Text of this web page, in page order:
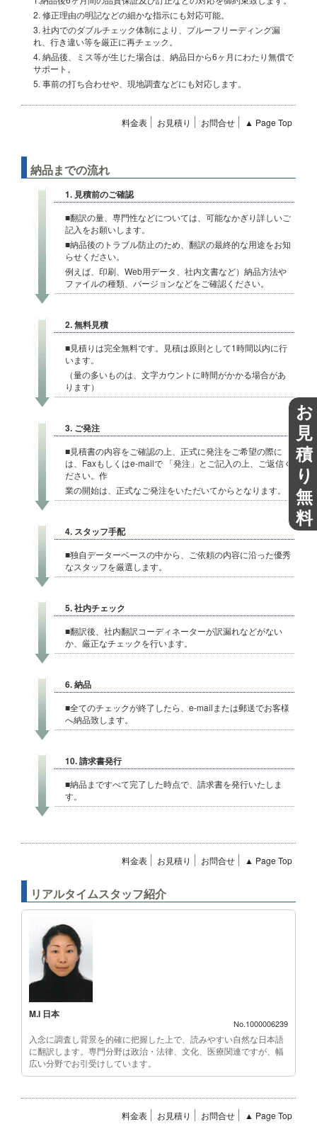
お
見
積
り
無
料
2. 修正理由の明記などの細かな指示にも対応可能。
3. 社内でのダブルチェック体制により、プルーフリーディング漏
れ、行き違い等を厳正に再チェック。
4. 納品後、ミス等が生じた場合は、納品日から6ヶ月にわたり無償で
サポート。
5. 事前の打ち合わせや、現地調査などにも対応します。
料金表 お見積り お問合せ ▲ Page Top
納品までの流れ
1. 見積前のご確認
■翻訳の量、専門性などについては、可能なかぎり詳しいご
記入をお願いします。
■納品後のトラブル防止のため、翻訳の最終的な用途をお知
らせください。
例えば、印刷、Web用データ、社内文書など）納品方法や
ファイルの種類、バージョンなどをご確認ください。
2. 無料見積
■見積りは完全無料です。見積は原則として1時間以内に行
います。
（量の多いものは、文字カウントに時間がかかる場合があ
ります）
3. ご発注
■見積書の内容をご確認の上、正式に発注をご希望の際に
は、Faxもしくはe-mailで 「発注」とご記入の上、ご返信く
ださい。作
業の開始は、正式なご発注をいただいてからとなります。
4. スタッフ手配
■独自データーベースの中から、ご依頼の内容に沿った優秀
なスタッフを厳選します。
5. 社内チェック
■翻訳後、社内翻訳コーディネーターが訳漏れなどがない
か、厳正なチェックを行います。
6. 納品
■全てのチェックが終了したら、e-mailまたは郵送でお客様
へ納品致します。
10. 請求書発行
■納品まですべて完了した時点で、請求書を発行いたしま
す。
料金表 お見積り お問合せ ▲ Page Top
リアルタイムスタッフ紹介
M.I 日本
No.1000006239
入念に調査し背景を的確に把握した上で、読みやすい自然な日本語
に翻訳します。専門分野は政治・法律、文化、医療関連ですが、幅
広い分野でお引受けしています。
料金表 お見積り お問合せ ▲ Page Top